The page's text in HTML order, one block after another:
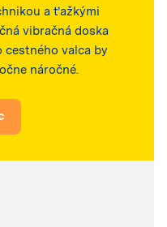
a ťažkými
vibračná doska
valca by
náročné.